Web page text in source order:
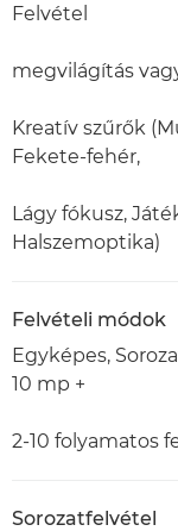
Felvétel
megvilágítás
Kreatív szűrők
Fekete-fehér,
Lágy fókusz,
Halszemoptika)
Felvételi módok
Egyképes,
10 mp +
2-10 folyamatos
Sorozatfelvétel